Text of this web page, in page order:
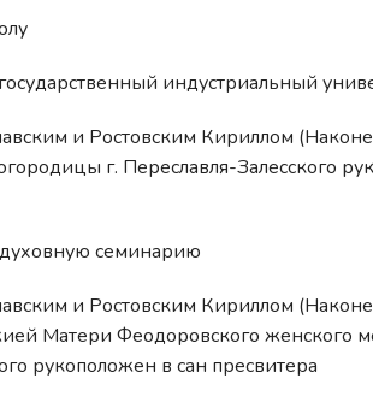
индустриальный
и Ростовским Кириллом
г. Переславля-Залесского
семинарию
и Ростовским Кириллом
Матери Феодоровского женского
рукоположен в сан пресвитера